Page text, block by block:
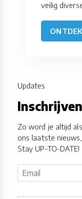
veilig
Updates
Zo word je altijd
ons laatste
Stay UP-TO-DATE!